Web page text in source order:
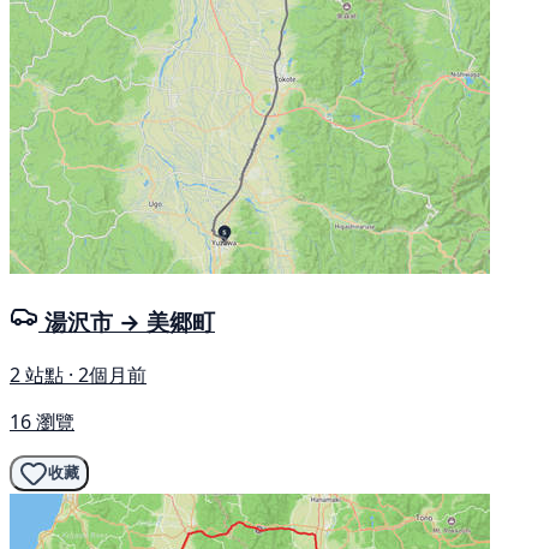
湯沢市 → 美郷町
2 站點 · 2個月前
16 瀏覽
收藏